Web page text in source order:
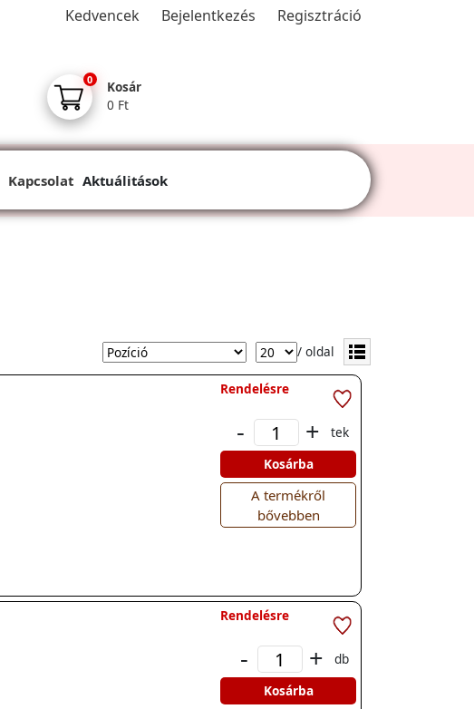
Kedvencek Bejelentkezés Regisztráció
0
Kosár
0 Ft
Kapcsolat Aktuálitások
/ oldal
Rendelésre
- +
tek
Kosárba
A termékről
bővebben
Rendelésre
- +
db
Kosárba